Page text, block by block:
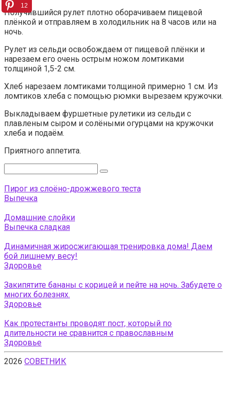
Получившийся рулет плотно оборачиваем пищевой
плёнкой и отправляем в холодильник на 8 часов или на
ночь.
Рулет из сельди освобождаем от пищевой плёнки и
нарезаем его очень острым ножом ломтиками
толщиной 1,5-2 см.
Хлеб нарезаем ломтиками толщиной примерно 1 см. Из
ломтиков хлеба с помощью рюмки вырезаем кружочки.
Выкладываем фуршетные рулетики из сельди с
плавленым сыром и солёными огурцами на кружочки
хлеба и подаём.
Приятного аппетита.
Пирог из слоёно-дрожжевого теста
Выпечка
Домашние слойки
Выпечка сладкая
Динамичная жиросжигающая тренировка дома! Даем
бой лишнему весу!
Здоровье
Закипятите бананы с корицей и пейте на ночь. Забудете о
многих болезнях.
Здоровье
Как протестанты проводят пост, который по
длительности не сравнится с православным
Здоровье
2026 СОВЕТНИК
12